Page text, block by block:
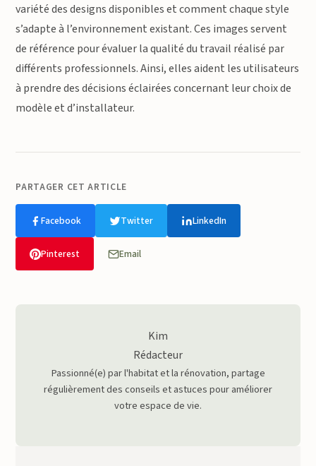
variété des designs disponibles et comment chaque style
s’adapte à l’environnement existant. Ces images servent
de référence pour évaluer la qualité du travail réalisé par
différents professionnels. Ainsi, elles aident les utilisateurs
à prendre des décisions éclairées concernant leur choix de
modèle et d’installateur.
PARTAGER CET ARTICLE
Facebook Twitter LinkedIn
Pinterest Email
Kim
Rédacteur
Passionné(e) par l'habitat et la rénovation, partage
régulièrement des conseils et astuces pour améliorer
votre espace de vie.